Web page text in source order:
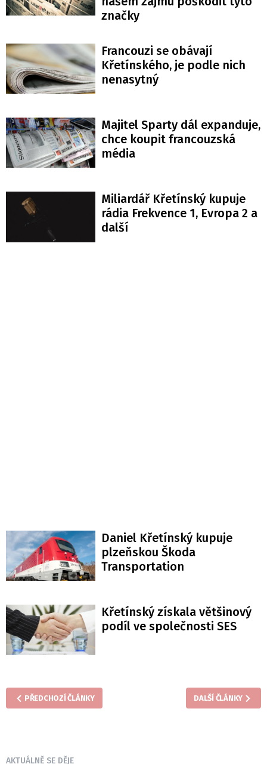
značky
Francouzi se obávají
Křetínského, je podle nich
nenasytný
Majitel Sparty dál expanduje,
chce koupit francouzská
média
Miliardář Křetínský kupuje
rádia Frekvence 1, Evropa 2 a
další
Daniel Křetínský kupuje
plzeňskou Škoda
Transportation
Křetínský získala většinový
podíl ve společnosti SES
PŘEDCHOZÍ ČLÁNKY DALŠÍ ČLÁNKY
AKTUÁLNĚ SE DĚJE